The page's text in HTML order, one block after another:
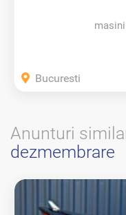
Bucuresti
Anunturi
dezmembrare